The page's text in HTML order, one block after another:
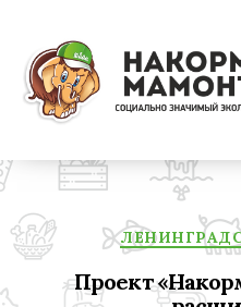
экологический
проект
"Накорми
Мамонтенка"
Проект